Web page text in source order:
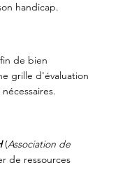
handicap.
de bien
grille d'évaluation
(Association de
de ressources